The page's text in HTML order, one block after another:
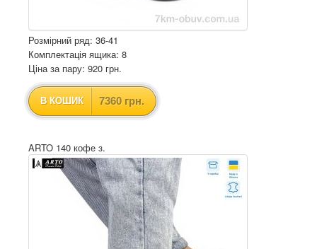
Розмірний ряд: 36-41
Комплектація ящика: 8
Ціна за пару: 920 грн.
В КОШИК 7360 грн.
ARTO 140 кофе з.